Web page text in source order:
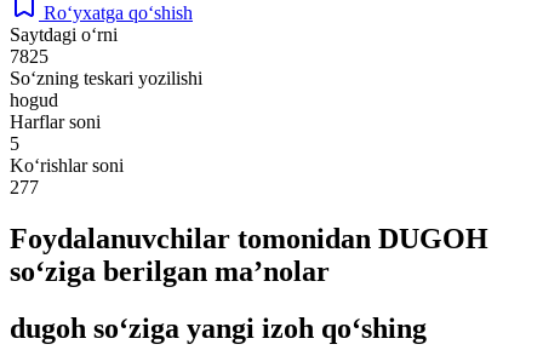
Ro‘yxatga qo‘shish
Saytdagi o‘rni
7825
So‘zning teskari yozilishi
hogud
Harflar soni
5
Ko‘rishlar soni
277
Foydalanuvchilar tomonidan DUGOH
so‘ziga berilgan ma’nolar
dugoh so‘ziga yangi izoh qo‘shing